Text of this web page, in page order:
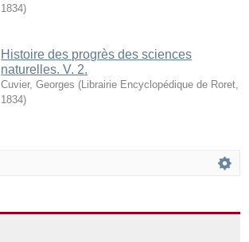
1834)
Histoire des progrès des sciences
naturelles. V. 2.
Cuvier, Georges ( Librairie Encyclopédique de Roret
1834)